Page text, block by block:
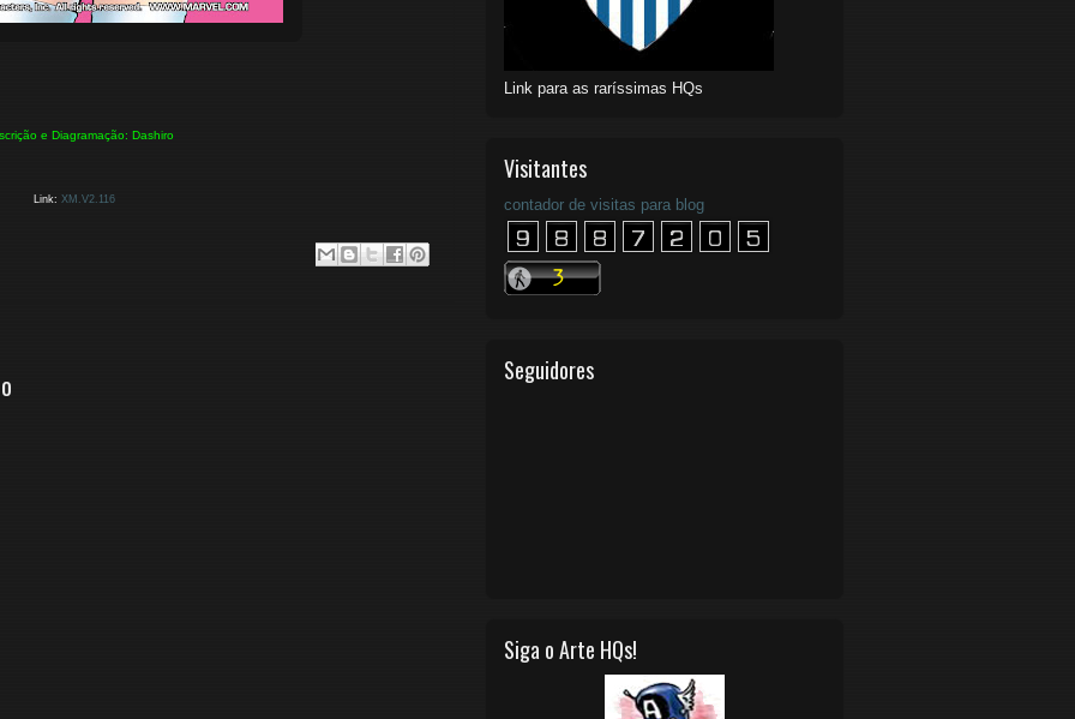
e Diagramação: Dashiro
Link: XM.V2.116
Link para as raríssimas HQs
Visitantes
contador de visitas para blog
Seguidores
Siga o Arte HQs!